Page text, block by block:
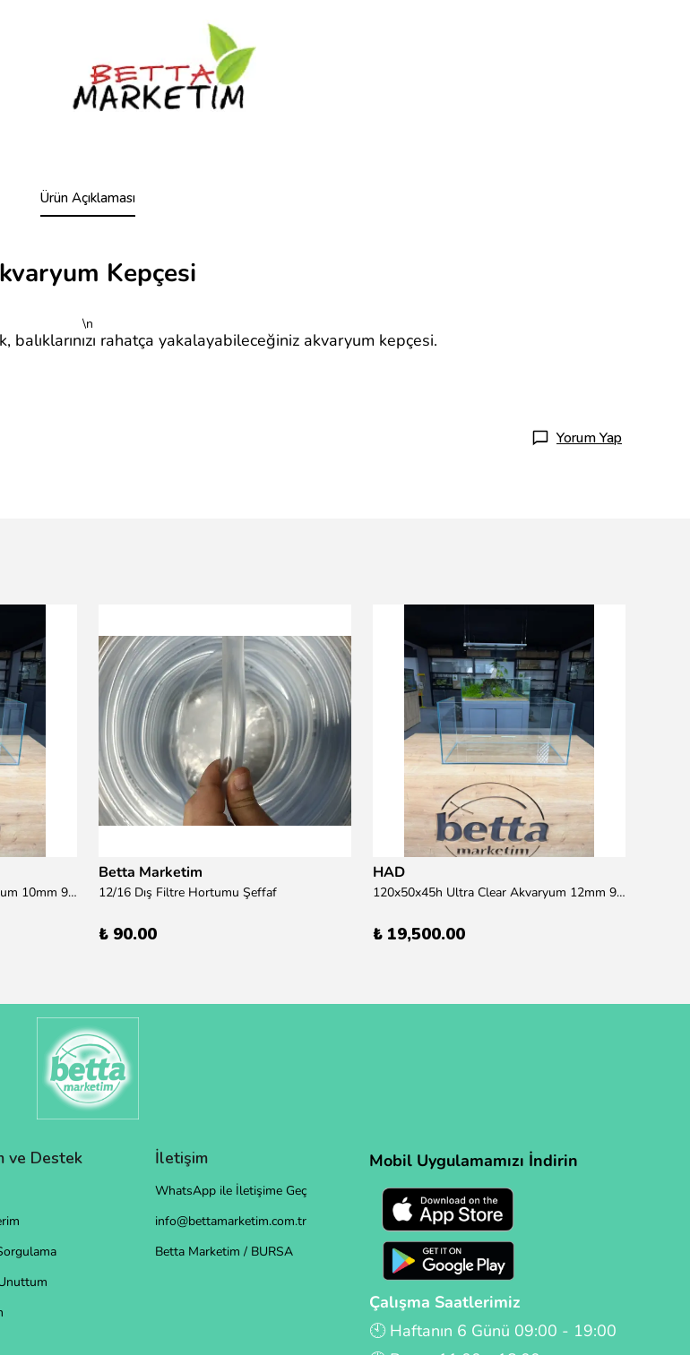
Ürün Açıklaması
Kepçesi
\n
balıklarınızı rahatça yakalayabileceğiniz akvaryum kepçesi.
Yorum Yap
100x50x50h Ultra Clear Akvaryum 10mm 90derece Birleşim /Sadece Otobüs Kargosu ile Gönderim Yapılır !
Betta Marketim
12/16 Dış Filtre Hortumu Şeffaf
₺ 90.00
HAD
120x50x45h Ultra Clear Akvaryum 12mm 90 derece Birleşim (Otobüs Kargosu İle Gönderim Sağlanmaktadır)
₺ 19,500.00
ve Destek İletişim
WhatsApp ile İletişime Geç
info@bettamarketim.com.tr
Betta Marketim / BURSA
Mobil Uygulamamızı İndirin
Çalışma Saatlerimiz
🕙 Haftanın 6 Günü 09:00 - 19:00